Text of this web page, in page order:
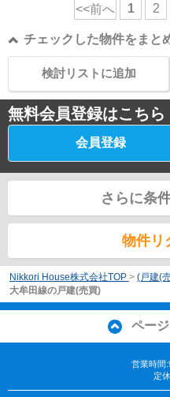
<<前へ 1 2
チェックした物件をまと
検討リストに追加
無料会員登録はこちら
会員登録
さらに条
物件リ
Nikkori House株式会社TOP > (戸建(
大牟田線の戸建(売買)
ペー
営業時間
定